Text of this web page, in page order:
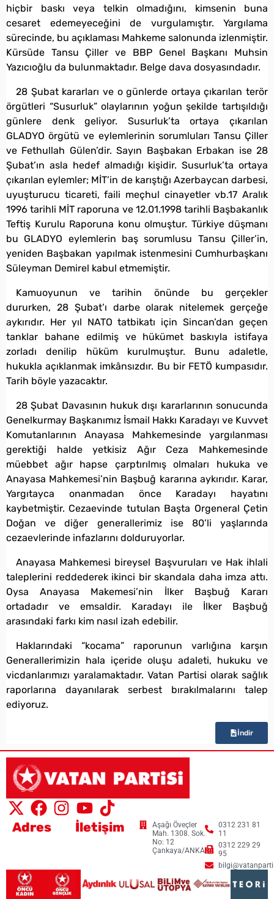
hiçbir baskı veya telkin olmadığını, kimsenin buna
cesaret edemeyeceğini de vurgulamıştır. Yargılama
sürecinde, bu açıklaması Mahkeme salonunda izlenmiştir.
Kürsüde Tansu Çiller ve BBP Genel Başkanı Muhsin
Yazıcıoğlu da bulunmaktadır. Belge dava dosyasındadır.
28 Şubat kararları ve o günlerde ortaya çıkarılan terör
örgütleri “Susurluk” olaylarının yoğun şekilde tartışıldığı
günlere denk geliyor. Susurluk’ta ortaya çıkarılan
GLADYO örgütü ve eylemlerinin sorumluları Tansu Çiller
ve Fethullah Gülen’dir. Sayın Başbakan Erbakan ise 28
Şubat’ın asla hedef almadığı kişidir. Susurluk’ta ortaya
çıkarılan eylemler; MİT’in de karıştığı Azerbaycan darbesi,
uyuşturucu ticareti, faili meçhul cinayetler vb.17 Aralık
1996 tarihli MİT raporuna ve 12.01.1998 tarihli Başbakanlık
Teftiş Kurulu Raporuna konu olmuştur. Türkiye düşmanı
bu GLADYO eylemlerin baş sorumlusu Tansu Çiller’in,
yeniden Başbakan yapılmak istenmesini Cumhurbaşkanı
Süleyman Demirel kabul etmemiştir.
Kamuoyunun ve tarihin önünde bu gerçekler
dururken, 28 Şubat’ı darbe olarak nitelemek gerçeğe
aykırıdır. Her yıl NATO tatbikatı için Sincan’dan geçen
tanklar bahane edilmiş ve hükümet baskıyla istifaya
zorladı denilip hüküm kurulmuştur. Bunu adaletle,
hukukla açıklanmak imkânsızdır. Bu bir FETÖ kumpasıdır.
Tarih böyle yazacaktır.
28 Şubat Davasının hukuk dışı kararlarının sonucunda
Genelkurmay Başkanımız İsmail Hakkı Karadayı ve Kuvvet
Komutanlarının Anayasa Mahkemesinde yargılanması
gerektiği halde yetkisiz Ağır Ceza Mahkemesinde
müebbet ağır hapse çarptırılmış olmaları hukuka ve
Anayasa Mahkemesi’nin Başbuğ kararına aykırıdır. Karar,
Yargıtayca onanmadan önce Karadayı hayatını
kaybetmiştir. Cezaevinde tutulan Başta Orgeneral Çetin
Doğan ve diğer generallerimiz ise 80’li yaşlarında
cezaevlerinde infazlarını dolduruyorlar.
Anayasa Mahkemesi bireysel Başvuruları ve Hak ihlali
taleplerini reddederek ikinci bir skandala daha imza attı.
Oysa Anayasa Makemesi’nin İlker Başbuğ Kararı
ortadadır ve emsaldir. Karadayı ile İlker Başbuğ
arasındaki farkı kim nasıl izah edebilir.
Haklarındaki “kocama” raporunun varlığına karşın
Generallerimizin hala içeride oluşu adaleti, hukuku ve
vicdanlarımızı yaralamaktadır. Vatan Partisi olarak sağlık
raporlarına dayanılarak serbest bırakılmalarını talep
ediyoruz.
İndir
Adres
Aşağı Öveçler
Mah. 1308. Sok.
No: 12
Çankaya/ANKARA
İletişim
0312 231 81
11
0312 229 29
95